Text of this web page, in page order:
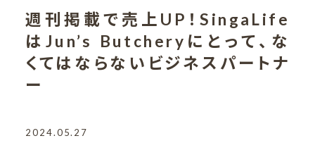
週刊掲載で売上UP！SingaLife
はJun’s Butcheryにとって、な
くてはならないビジネスパートナ
ー
2024.05.27